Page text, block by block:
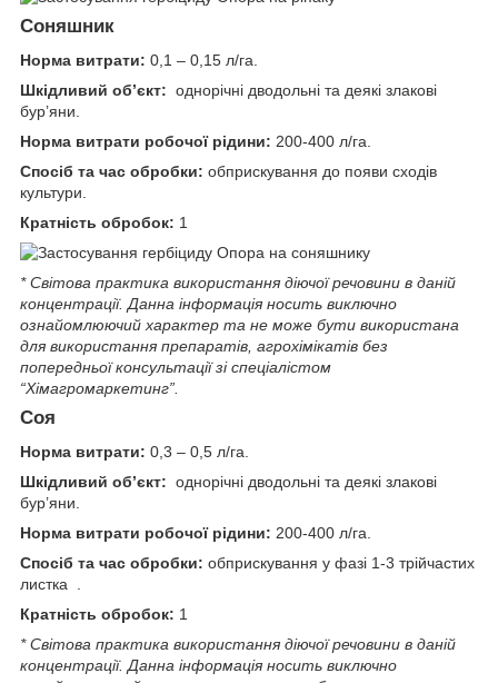
Соняшник
Норма витрати: 0,1 – 0,15 л/га.
Шкідливий об’єкт: однорічні дводольні та деякі злакові
бур’яни.
Норма витрати робочої рідини: 200-400 л/га.
Спосіб та час обробки: обприскування до появи сходів
культури.
Кратність обробок: 1
* Світова практика використання діючої речовини в даній
концентрації. Данна iнформацiя носить виключно
ознайомлюючий характер та не може бути використана
для використання препаратiв, агрохiмiкатiв без
попередньої консультації зі спеціалістом
“Хімагромаркетинг”.
Соя
Норма витрати: 0,3 – 0,5 л/га.
Шкідливий об’єкт: однорічні дводольні та деякі злакові
бур’яни.
Норма витрати робочої рідини: 200-400 л/га.
Спосіб та час обробки: обприскування у фазі 1-3 трійчастих
листка .
Кратність обробок: 1
* Світова практика використання діючої речовини в даній
концентрації. Данна iнформацiя носить виключно